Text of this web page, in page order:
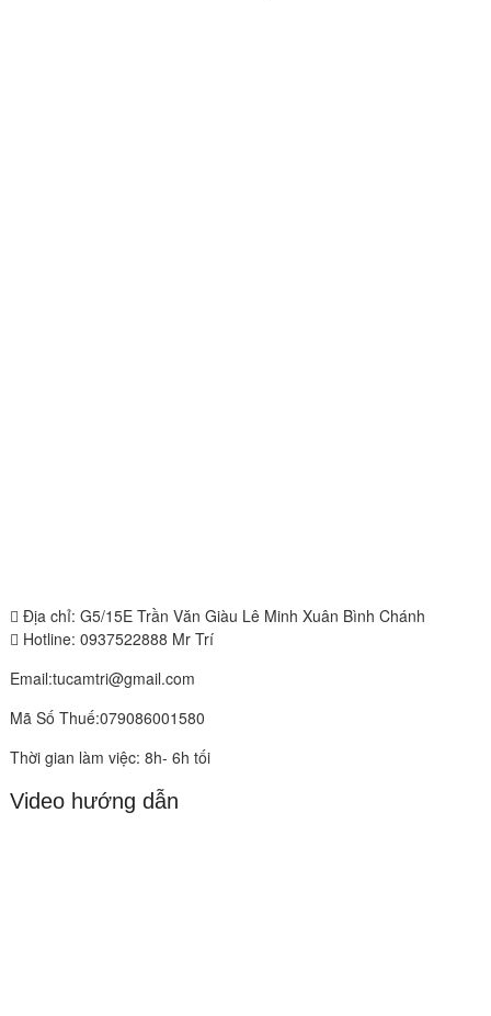
Địa chỉ: G5/15E Trần Văn Giàu Lê Minh Xuân Bình Chánh
Hotline: 0937522888 Mr Trí
Email:tucamtri@gmail.com
Mã Số Thuế:079086001580
Thời gian làm việc: 8h- 6h tối
Video hướng dẫn